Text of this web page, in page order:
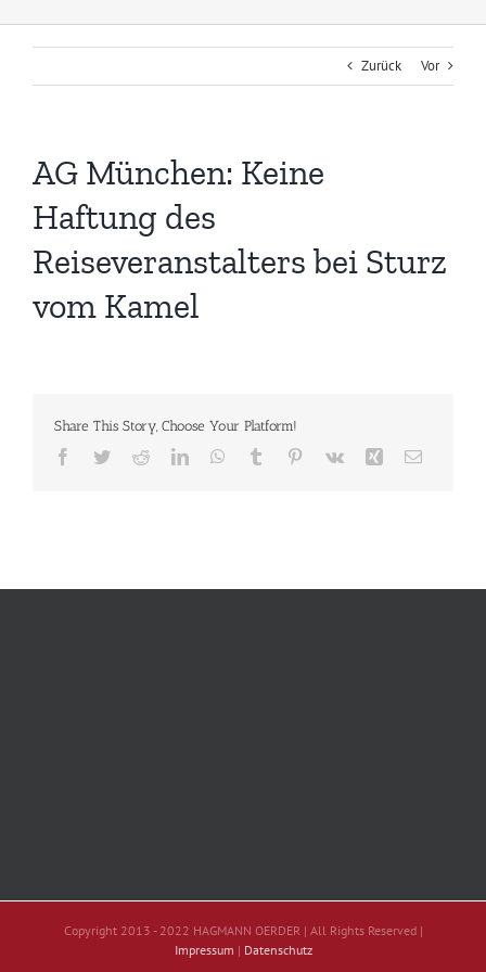
Zurück Vor
AG München: Keine
Haftung des
Reiseveranstalters bei Sturz
vom Kamel
Share This Story, Choose Your Platform!
Facebook
TwitterRedditLinkedInWhatsApp
Tumblr Pinterest
Vk Xing E-
Copyright 2013 - 2022 HAGMANN OERDER | All Rights Reserved |
Impressum | Datenschutz